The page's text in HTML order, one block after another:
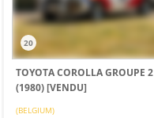
20
TOYOTA COROLLA GROUPE 2
(1980)[VENDU]
(BELGIUM)